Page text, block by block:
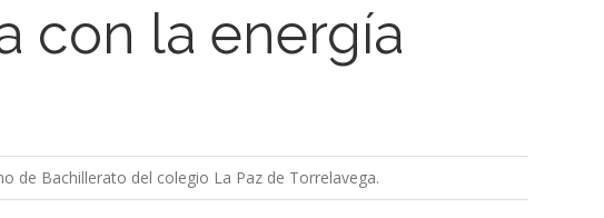
con la energía
de Bachillerato del colegio La Paz de Torrelavega.